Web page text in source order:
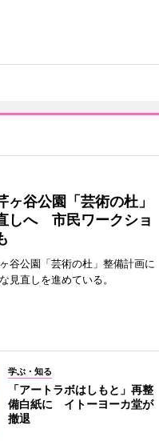
ヶ谷公園「芸術の杜」
しへ 市民ワークショ
谷公園「芸術の杜」整備計画に
見直しを進めている。
学ぶ・知る
「アートラボはしもと」再整
備白紙に イトーヨーカ堂が
撤退